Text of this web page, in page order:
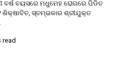
ବର୍ଷ ବୟସରେ ମଧୁମେହ ରୋଗରେ ପିଡିତ
ସ୍ତମ୍ଭକାର ଶ୍ରୀଯୁକ୍ତ
read